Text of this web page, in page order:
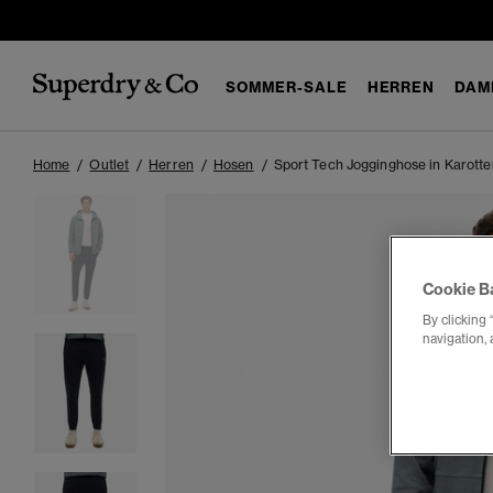
SOMMER-SALE HERREN
Home Outlet Herren Hosen Sport Tech Jogginghose in
Cookie
By clicking
navigation,